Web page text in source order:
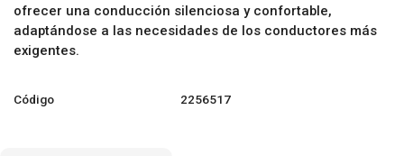
ofrecer una conducción silenciosa y confortable,
adaptándose a las necesidades de los conductores más
exigentes.
Código 2256517